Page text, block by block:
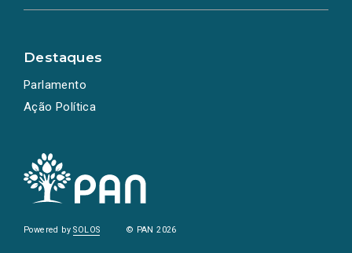
Destaques
Parlamento
Ação Política
Powered bySOLOS © PAN 2026